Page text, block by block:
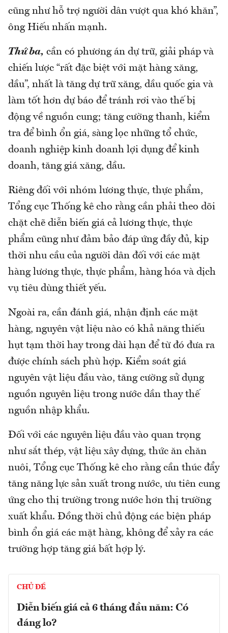
cũng như hỗ trợ người dân vượt qua khó khăn”,
ông Hiếu nhấn mạnh.
Thứ ba, cần có phương án dự trữ, giải pháp và
chiến lược “rất đặc biệt với mặt hàng xăng,
dầu”, nhất là tăng dự trữ xăng, dầu quốc gia và
làm tốt hơn dự báo để tránh rơi vào thế bị
động về nguồn cung; tăng cường thanh, kiểm
tra để bình ổn giá, sàng lọc những tổ chức,
doanh nghiệp kinh doanh lợi dụng để kinh
doanh, tăng giá xăng, dầu.
Riêng đối với nhóm lương thực, thực phẩm,
Tổng cục Thống kê cho rằng cần phải theo dõi
chặt chẽ diễn biến giá cả lương thực, thực
phẩm cũng như đảm bảo đáp ứng đầy đủ, kịp
thời nhu cầu của người dân đối với các mặt
hàng lương thực, thực phẩm, hàng hóa và dịch
vụ tiêu dùng thiết yếu.
Ngoài ra, cần đánh giá, nhận định các mặt
hàng, nguyên vật liệu nào có khả năng thiếu
hụt tạm thời hay trong dài hạn để từ đó đưa ra
được chính sách phù hợp. Kiểm soát giá
nguyên vật liệu đầu vào, tăng cường sử dụng
nguồn nguyên liệu trong nước dần thay thế
nguồn nhập khẩu.
Đối với các nguyên liệu đầu vào quan trọng
như sắt thép, vật liệu xây dựng, thức ăn chăn
nuôi, Tổng cục Thống kê cho rằng cần thúc đẩy
tăng năng lực sản xuất trong nước, ưu tiên cung
ứng cho thị trường trong nước hơn thị trường
xuất khẩu. Đồng thời chủ động các biện pháp
bình ổn giá các mặt hàng, không để xảy ra các
trường hợp tăng giá bất hợp lý.
CHỦ ĐỀ
Diễn biến giá cả 6 tháng đầu năm: Có
đáng lo?